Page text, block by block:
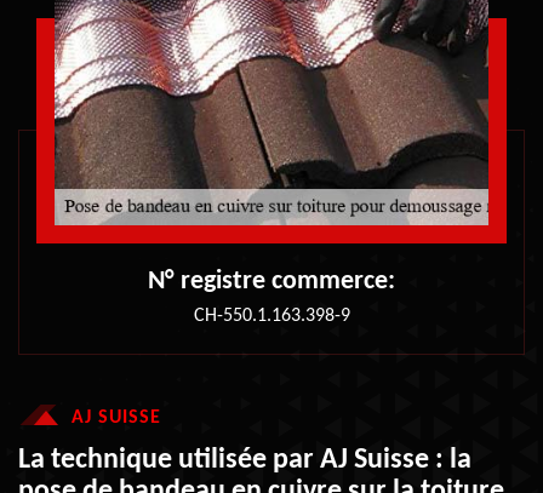
N° registre commerce:
CH-550.1.163.398-9
AJ SUISSE
La technique utilisée par AJ Suisse : la